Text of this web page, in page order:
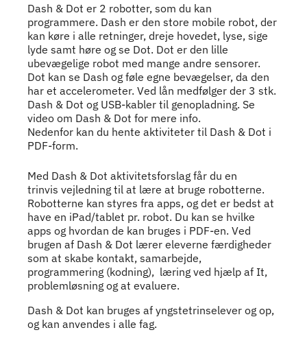
Dash & Dot er 2 robotter, som du kan
programmere. Dash er den store mobile robot, der
kan køre i alle retninger, dreje hovedet, lyse, sige
lyde samt høre og se Dot. Dot er den lille
ubevægelige robot med mange andre sensorer.
Dot kan se Dash og føle egne bevægelser, da den
har et accelerometer. Ved lån medfølger der 3 stk.
Dash & Dot og USB-kabler til genopladning. Se
video om Dash & Dot for mere info.
Nedenfor kan du hente aktiviteter til Dash & Dot i
PDF-form.
Indhold
Med Dash & Dot aktivitetsforslag får du en
trinvis vejledning til at lære at bruge robotterne.
Robotterne kan styres fra apps, og det er bedst at
have en iPad/tablet pr. robot. Du kan se hvilke
apps og hvordan de kan bruges i PDF-en. Ved
brugen af Dash & Dot lærer eleverne færdigheder
som at skabe kontakt, samarbejde,
programmering (kodning), læring ved hjælp af It,
problemløsning og at evaluere.
Dash & Dot kan bruges af yngstetrinselever og op,
og kan anvendes i alle fag.